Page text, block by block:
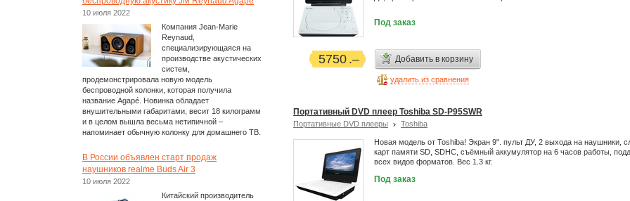
Под заказ
5750 Добавить в корзину
удалить из сравнения
Портативный DVD плеер Toshiba SD-P95SWR
Портативные DVD плееры Toshiba
Новая модель от Toshiba! Экран 9". пульт ДУ, 2 выхода на наушники,
карт памяти SD, SDHC, съёмный аккумулятор на 6 часов работы,
всех видов форматов. Вес 1.3 кг.
Под заказ
10 июля 2022
Компания Jean-Marie
Reynaud,
специализирующаяся на
производстве акустических
систем,
продемонстрировала новую модель
беспроводной колонки, которая получила
название Agapé. Новинка обладает
внушительными габаритами, весит 18 килограмм
и в целом вышла весьма нетипичной –
напоминает обычную колонку для домашнего ТВ.
В России объявлен старт продаж
наушников realme Buds Air 3
10 июля 2022
Китайский производитель